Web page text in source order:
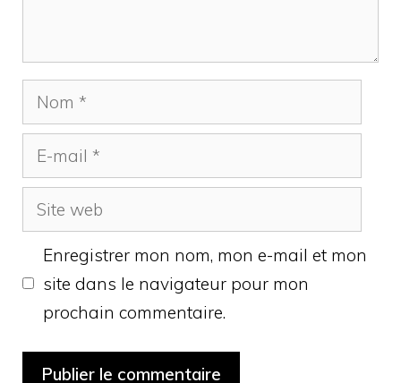
Nom
mail
Site
web
Enregistrer mon nom, mon e-mail et mon
site dans le navigateur pour mon
prochain commentaire.